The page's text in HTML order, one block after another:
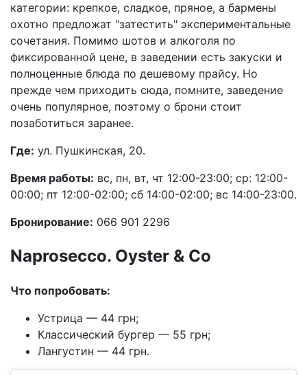
категории: крепкое, сладкое, пряное, а бармены
охотно предложат "затестить" экспериментальные
сочетания. Помимо шотов и алкоголя по
фиксированной цене, в заведении есть закуски и
полноценные блюда по дешевому прайсу. Но
прежде чем приходить сюда, помните, заведение
очень популярное, поэтому о брони стоит
позаботиться заранее.
Где: ул. Пушкинская, 20.
Время работы: вс, пн, вт, чт 12:00-23:00; ср: 12:00-
00:00; пт 12:00-02:00; сб 14:00-02:00; вс 14:00-23:00.
Бронирование: 066 901 2296
Naprosecco. Oyster & Co
Что попробовать:
Устрица — 44 грн;
Классический бургер — 55 грн;
Лангустин — 44 грн.